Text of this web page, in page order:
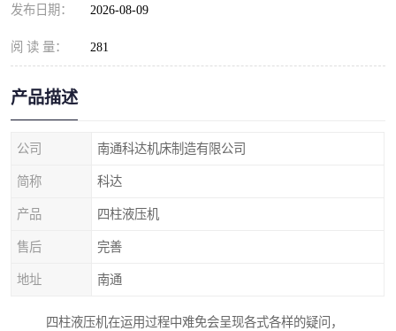
发布日期： 2026-08-09
阅 读 量： 281
产品描述
公司 南通科达机床制造有限公司
简称 科达
产品 四柱液压机
售后 完善
地址 南通
四柱液压机在运用过程中难免会呈现各式各样的疑问，